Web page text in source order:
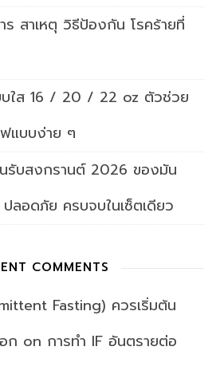
สาเหตุ วิธีป้องกัน โรคร้ายที่
บใส 16 / 20 / 22 oz ตัวช่วย
แบบง่าย ๆ
นรับสงกรานต์ 2026 ของมัน
ลอดภัย ครบจบในเซ็ตเดียว
COMMENTS
Fasting) ควรเริ่มต้น
ก on การทำ IF อันตรายต่อ